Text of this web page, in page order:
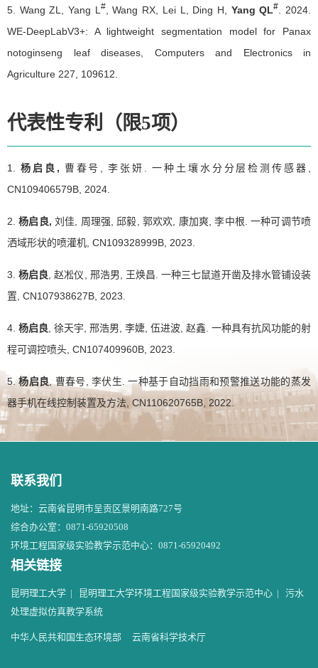
5. Wang ZL, Yang L #, Wang RX, Lei L, Ding H, Yang QL#
. 2024.
WE-DeepLabV3+: A lightweight segmentation model for Panax
notoginseng leaf diseases, Computers and Electronics in
Agriculture 227, 109612.
代表性专利（限5项）
1. 杨启良, 曹春号, 李张妍. 一种土壤水分分层检测传感器,
CN109406579B, 2024.
2.杨启良, 刘佳, 周理强, 邱毅, 郭欢欢, 康加爽, 李中根. 一种可调节喷
洒域形状的喷灌机, CN109328999B, 2023.
3.杨启良 , 赵凇仪, 邢浩男, 王焕昌. 一种三七鼠道开凿及排水管铺设装
置, CN107938627B, 2023.
4. 杨启良 , 徐天宇, 邢浩男, 李婕, 伍进波, 赵鑫. 一种具有抗风功能的射
程可调控喷头, CN107409960B, 2023.
5.杨启良, 曹春号, 李伏生. 一种基于自动挡雨和预警推送功能的蒸发
器手机在线控制装置及方法, CN110620765B, 2022.
联系我们
地址：云南省昆明市呈贡区景明南路727号
综合办公室：0871-65920508
环境工程国家级实验教学示范中心：0871-65920492
相关链接
昆明理工大学 | 昆明理工大学环境工程国家级实验教学示范中心 | 污水
处理虚拟仿真教学系统
中华人民共和国生态环境部 云南省科学技术厅